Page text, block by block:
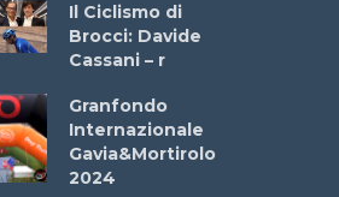
Il Ciclismo di
Brocci: Davide
Cassani – r
Granfondo
Internazionale
Gavia&Mortirolo
2024